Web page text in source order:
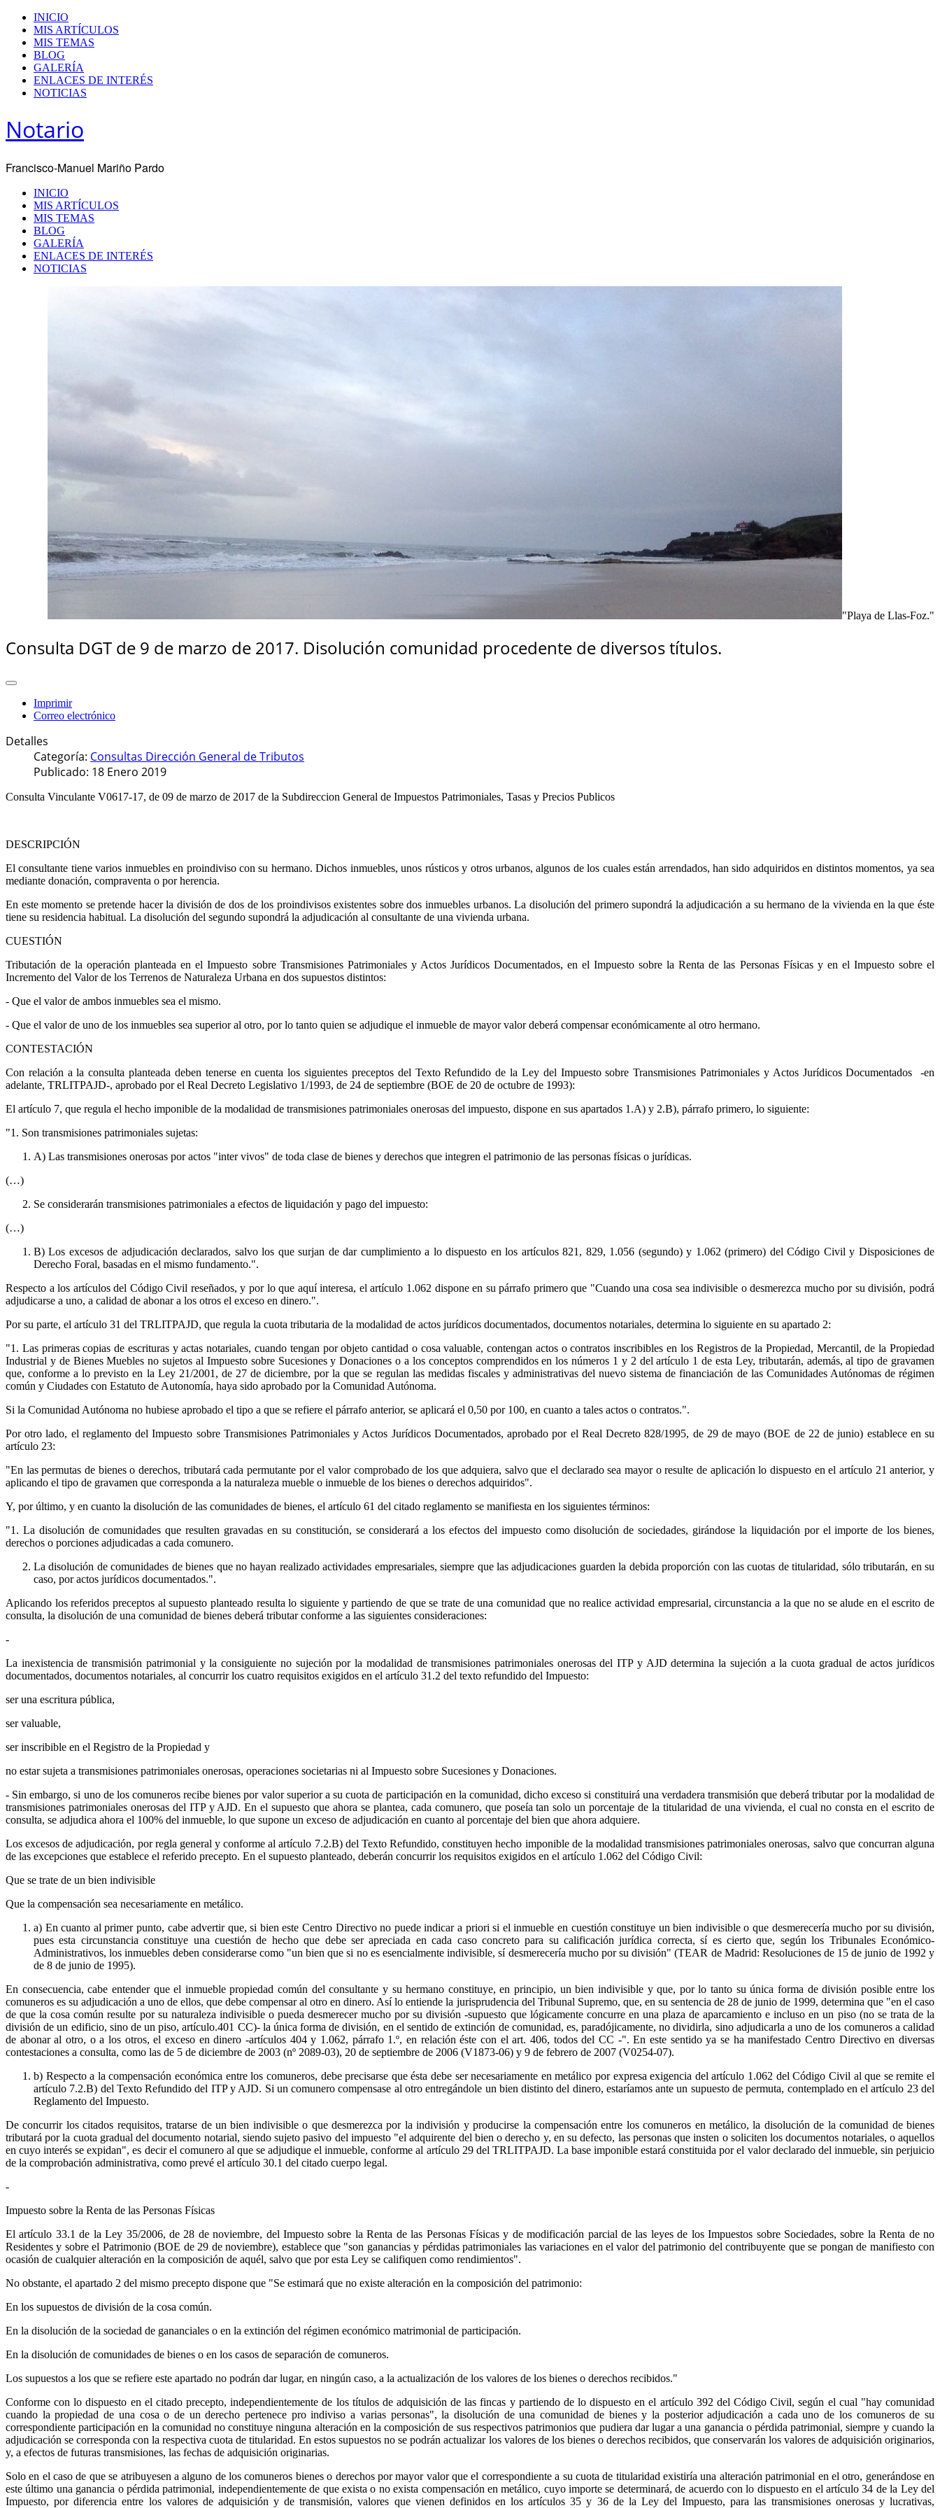
INICIO
MIS ARTÍCULOS
MIS TEMAS
BLOG
GALERÍA
ENLACES DE INTERÉS
NOTICIAS
Notario
Francisco-Manuel Mariño Pardo
INICIO
MIS ARTÍCULOS
MIS TEMAS
BLOG
GALERÍA
ENLACES DE INTERÉS
NOTICIAS
"Playa de Llas-Foz."
Consulta DGT de 9 de marzo de 2017. Disolución comunidad procedente de diversos títulos.
Imprimir
Correo electrónico
Detalles
Categoría: Consultas Dirección General de Tributos
Publicado: 18 Enero 2019
Consulta Vinculante V0617-17, de 09 de marzo de 2017 de la Subdireccion General de Impuestos Patrimoniales, Tasas y Precios Publicos
DESCRIPCIÓN
El consultante tiene varios inmuebles en proindiviso con su hermano. Dichos inmuebles, unos rústicos y otros urbanos, algunos de los cuales están arrendados, han sido adquiridos en distintos momentos, ya sea
mediante donación, compraventa o por herencia.
En este momento se pretende hacer la división de dos de los proindivisos existentes sobre dos inmuebles urbanos. La disolución del primero supondrá la adjudicación a su hermano de la vivienda en la que éste
tiene su residencia habitual. La disolución del segundo supondrá la adjudicación al consultante de una vivienda urbana.
CUESTIÓN
Tributación de la operación planteada en el Impuesto sobre Transmisiones Patrimoniales y Actos Jurídicos Documentados, en el Impuesto sobre la Renta de las Personas Físicas y en el Impuesto sobre el
Incremento del Valor de los Terrenos de Naturaleza Urbana en dos supuestos distintos:
- Que el valor de ambos inmuebles sea el mismo.
- Que el valor de uno de los inmuebles sea superior al otro, por lo tanto quien se adjudique el inmueble de mayor valor deberá compensar económicamente al otro hermano.
CONTESTACIÓN
Con relación a la consulta planteada deben tenerse en cuenta los siguientes preceptos del Texto Refundido de la Ley del Impuesto sobre Transmisiones Patrimoniales y Actos Jurídicos Documentados -en
adelante, TRLITPAJD-, aprobado por el Real Decreto Legislativo 1/1993, de 24 de septiembre (BOE de 20 de octubre de 1993):
El artículo 7, que regula el hecho imponible de la modalidad de transmisiones patrimoniales onerosas del impuesto, dispone en sus apartados 1.A) y 2.B), párrafo primero, lo siguiente:
"1. Son transmisiones patrimoniales sujetas:
A) Las transmisiones onerosas por actos "inter vivos" de toda clase de bienes y derechos que integren el patrimonio de las personas físicas o jurídicas.
(…)
Se considerarán transmisiones patrimoniales a efectos de liquidación y pago del impuesto:
(…)
B) Los excesos de adjudicación declarados, salvo los que surjan de dar cumplimiento a lo dispuesto en los artículos 821, 829, 1.056 (segundo) y 1.062 (primero) del Código Civil y Disposiciones de
Derecho Foral, basadas en el mismo fundamento.".
Respecto a los artículos del Código Civil reseñados, y por lo que aquí interesa, el artículo 1.062 dispone en su párrafo primero que "Cuando una cosa sea indivisible o desmerezca mucho por su división, podrá
adjudicarse a uno, a calidad de abonar a los otros el exceso en dinero.".
Por su parte, el artículo 31 del TRLITPAJD, que regula la cuota tributaria de la modalidad de actos jurídicos documentados, documentos notariales, determina lo siguiente en su apartado 2:
"1. Las primeras copias de escrituras y actas notariales, cuando tengan por objeto cantidad o cosa valuable, contengan actos o contratos inscribibles en los Registros de la Propiedad, Mercantil, de la Propiedad
Industrial y de Bienes Muebles no sujetos al Impuesto sobre Sucesiones y Donaciones o a los conceptos comprendidos en los números 1 y 2 del artículo 1 de esta Ley, tributarán, además, al tipo de gravamen
que, conforme a lo previsto en la Ley 21/2001, de 27 de diciembre, por la que se regulan las medidas fiscales y administrativas del nuevo sistema de financiación de las Comunidades Autónomas de régimen
común y Ciudades con Estatuto de Autonomía, haya sido aprobado por la Comunidad Autónoma.
Si la Comunidad Autónoma no hubiese aprobado el tipo a que se refiere el párrafo anterior, se aplicará el 0,50 por 100, en cuanto a tales actos o contratos.".
Por otro lado, el reglamento del Impuesto sobre Transmisiones Patrimoniales y Actos Jurídicos Documentados, aprobado por el Real Decreto 828/1995, de 29 de mayo (BOE de 22 de junio) establece en su
artículo 23:
"En las permutas de bienes o derechos, tributará cada permutante por el valor comprobado de los que adquiera, salvo que el declarado sea mayor o resulte de aplicación lo dispuesto en el artículo 21 anterior, y
aplicando el tipo de gravamen que corresponda a la naturaleza mueble o inmueble de los bienes o derechos adquiridos".
Y, por último, y en cuanto la disolución de las comunidades de bienes, el artículo 61 del citado reglamento se manifiesta en los siguientes términos:
"1. La disolución de comunidades que resulten gravadas en su constitución, se considerará a los efectos del impuesto como disolución de sociedades, girándose la liquidación por el importe de los bienes,
derechos o porciones adjudicadas a cada comunero.
La disolución de comunidades de bienes que no hayan realizado actividades empresariales, siempre que las adjudicaciones guarden la debida proporción con las cuotas de titularidad, sólo tributarán, en su
caso, por actos jurídicos documentados.".
Aplicando los referidos preceptos al supuesto planteado resulta lo siguiente y partiendo de que se trate de una comunidad que no realice actividad empresarial, circunstancia a la que no se alude en el escrito de
consulta, la disolución de una comunidad de bienes deberá tributar conforme a las siguientes consideraciones:
-
La inexistencia de transmisión patrimonial y la consiguiente no sujeción por la modalidad de transmisiones patrimoniales onerosas del ITP y AJD determina la sujeción a la cuota gradual de actos jurídicos
documentados, documentos notariales, al concurrir los cuatro requisitos exigidos en el artículo 31.2 del texto refundido del Impuesto:
ser una escritura pública,
ser valuable,
ser inscribible en el Registro de la Propiedad y
no estar sujeta a transmisiones patrimoniales onerosas, operaciones societarias ni al Impuesto sobre Sucesiones y Donaciones.
- Sin embargo, si uno de los comuneros recibe bienes por valor superior a su cuota de participación en la comunidad, dicho exceso si constituirá una verdadera transmisión que deberá tributar por la modalidad de
transmisiones patrimoniales onerosas del ITP y AJD. En el supuesto que ahora se plantea, cada comunero, que poseía tan solo un porcentaje de la titularidad de una vivienda, el cual no consta en el escrito de
consulta, se adjudica ahora el 100% del inmueble, lo que supone un exceso de adjudicación en cuanto al porcentaje del bien que ahora adquiere.
Los excesos de adjudicación, por regla general y conforme al artículo 7.2.B) del Texto Refundido, constituyen hecho imponible de la modalidad transmisiones patrimoniales onerosas, salvo que concurran alguna
de las excepciones que establece el referido precepto. En el supuesto planteado, deberán concurrir los requisitos exigidos en el artículo 1.062 del Código Civil:
Que se trate de un bien indivisible
Que la compensación sea necesariamente en metálico.
a) En cuanto al primer punto, cabe advertir que, si bien este Centro Directivo no puede indicar a priori si el inmueble en cuestión constituye un bien indivisible o que desmerecería mucho por su división,
pues esta circunstancia constituye una cuestión de hecho que debe ser apreciada en cada caso concreto para su calificación jurídica correcta, sí es cierto que, según los Tribunales Económico-
Administrativos, los inmuebles deben considerarse como "un bien que si no es esencialmente indivisible, sí desmerecería mucho por su división" (TEAR de Madrid: Resoluciones de 15 de junio de 1992 y
de 8 de junio de 1995).
En consecuencia, cabe entender que el inmueble propiedad común del consultante y su hermano constituye, en principio, un bien indivisible y que, por lo tanto su única forma de división posible entre los
comuneros es su adjudicación a uno de ellos, que debe compensar al otro en dinero. Así lo entiende la jurisprudencia del Tribunal Supremo, que, en su sentencia de 28 de junio de 1999, determina que "en el caso
de que la cosa común resulte por su naturaleza indivisible o pueda desmerecer mucho por su división -supuesto que lógicamente concurre en una plaza de aparcamiento e incluso en un piso (no se trata de la
división de un edificio, sino de un piso, artículo.401 CC)- la única forma de división, en el sentido de extinción de comunidad, es, paradójicamente, no dividirla, sino adjudicarla a uno de los comuneros a calidad
de abonar al otro, o a los otros, el exceso en dinero -artículos 404 y 1.062, párrafo 1.º, en relación éste con el art. 406, todos del CC -". En este sentido ya se ha manifestado Centro Directivo en diversas
contestaciones a consulta, como las de 5 de diciembre de 2003 (nº 2089-03), 20 de septiembre de 2006 (V1873-06) y 9 de febrero de 2007 (V0254-07).
b) Respecto a la compensación económica entre los comuneros, debe precisarse que ésta debe ser necesariamente en metálico por expresa exigencia del artículo 1.062 del Código Civil al que se remite el
artículo 7.2.B) del Texto Refundido del ITP y AJD. Si un comunero compensase al otro entregándole un bien distinto del dinero, estaríamos ante un supuesto de permuta, contemplado en el artículo 23 del
Reglamento del Impuesto.
De concurrir los citados requisitos, tratarse de un bien indivisible o que desmerezca por la indivisión y producirse la compensación entre los comuneros en metálico, la disolución de la comunidad de bienes
tributará por la cuota gradual del documento notarial, siendo sujeto pasivo del impuesto "el adquirente del bien o derecho y, en su defecto, las personas que insten o soliciten los documentos notariales, o aquellos
en cuyo interés se expidan", es decir el comunero al que se adjudique el inmueble, conforme al artículo 29 del TRLITPAJD. La base imponible estará constituida por el valor declarado del inmueble, sin perjuicio
de la comprobación administrativa, como prevé el artículo 30.1 del citado cuerpo legal.
-
Impuesto sobre la Renta de las Personas Físicas
El artículo 33.1 de la Ley 35/2006, de 28 de noviembre, del Impuesto sobre la Renta de las Personas Físicas y de modificación parcial de las leyes de los Impuestos sobre Sociedades, sobre la Renta de no
Residentes y sobre el Patrimonio (BOE de 29 de noviembre), establece que "son ganancias y pérdidas patrimoniales las variaciones en el valor del patrimonio del contribuyente que se pongan de manifiesto con
ocasión de cualquier alteración en la composición de aquél, salvo que por esta Ley se califiquen como rendimientos".
No obstante, el apartado 2 del mismo precepto dispone que "Se estimará que no existe alteración en la composición del patrimonio:
En los supuestos de división de la cosa común.
En la disolución de la sociedad de gananciales o en la extinción del régimen económico matrimonial de participación.
En la disolución de comunidades de bienes o en los casos de separación de comuneros.
Los supuestos a los que se refiere este apartado no podrán dar lugar, en ningún caso, a la actualización de los valores de los bienes o derechos recibidos."
Conforme con lo dispuesto en el citado precepto, independientemente de los títulos de adquisición de las fincas y partiendo de lo dispuesto en el artículo 392 del Código Civil, según el cual "hay comunidad
cuando la propiedad de una cosa o de un derecho pertenece pro indiviso a varias personas", la disolución de una comunidad de bienes y la posterior adjudicación a cada uno de los comuneros de su
correspondiente participación en la comunidad no constituye ninguna alteración en la composición de sus respectivos patrimonios que pudiera dar lugar a una ganancia o pérdida patrimonial, siempre y cuando la
adjudicación se corresponda con la respectiva cuota de titularidad. En estos supuestos no se podrán actualizar los valores de los bienes o derechos recibidos, que conservarán los valores de adquisición originarios,
y, a efectos de futuras transmisiones, las fechas de adquisición originarias.
Solo en el caso de que se atribuyesen a alguno de los comuneros bienes o derechos por mayor valor que el correspondiente a su cuota de titularidad existiría una alteración patrimonial en el otro, generándose en
este último una ganancia o pérdida patrimonial, independientemente de que exista o no exista compensación en metálico, cuyo importe se determinará, de acuerdo con lo dispuesto en el artículo 34 de la Ley del
Impuesto, por diferencia entre los valores de adquisición y de transmisión, valores que vienen definidos en los artículos 35 y 36 de la Ley del Impuesto, para las transmisiones onerosas y lucrativas,